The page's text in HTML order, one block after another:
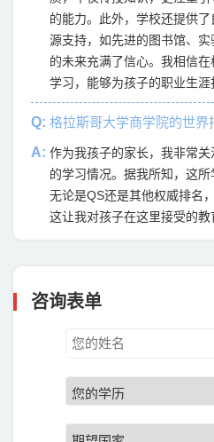
的能力。此外，学校还提供
源支持，如先进的图书馆、
的未来充满了信心。我相信
学习，能够为孩子的职业生涯
Q: 格拉斯哥大学商学院的世界
A: 作为我孩子的家长，我非常
的学习情况。据我所知，这所
无论是QS还是其他权威排名
这让我对孩子在这里接受的
仅注重学术知识的传授，还
作为孩子留学格拉斯哥大学
国际法学界享有很高的声誉
和学术水平，也为我孩子的
咨询表单